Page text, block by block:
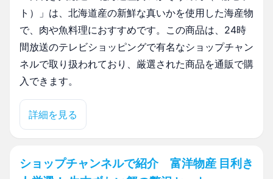
ト）」は、北海道産の新鮮な真いかを使用した海産物
で、肉や魚料理におすすめです。この商品は、24時
間放送のテレビショッピングで有名なショップチャン
ネルで取り扱われており、厳選された商品を通販で購
入できます。
詳細を見る
ショップチャンネルで紹介 富洋物産 目利き